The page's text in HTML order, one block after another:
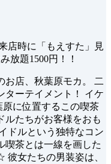
店時に「もえすた」見
放題1500円！！
お店、秋葉原モカ。 二
ターテイメント！ イケ
原に位置するこの喫茶
ルたちがお客様をおも
ドルという独特なコン
喫茶とは一線を画した
女たちの男装姿は、